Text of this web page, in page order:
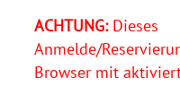
ACHTUNG:Dieses
Anmelde/
Browser mit